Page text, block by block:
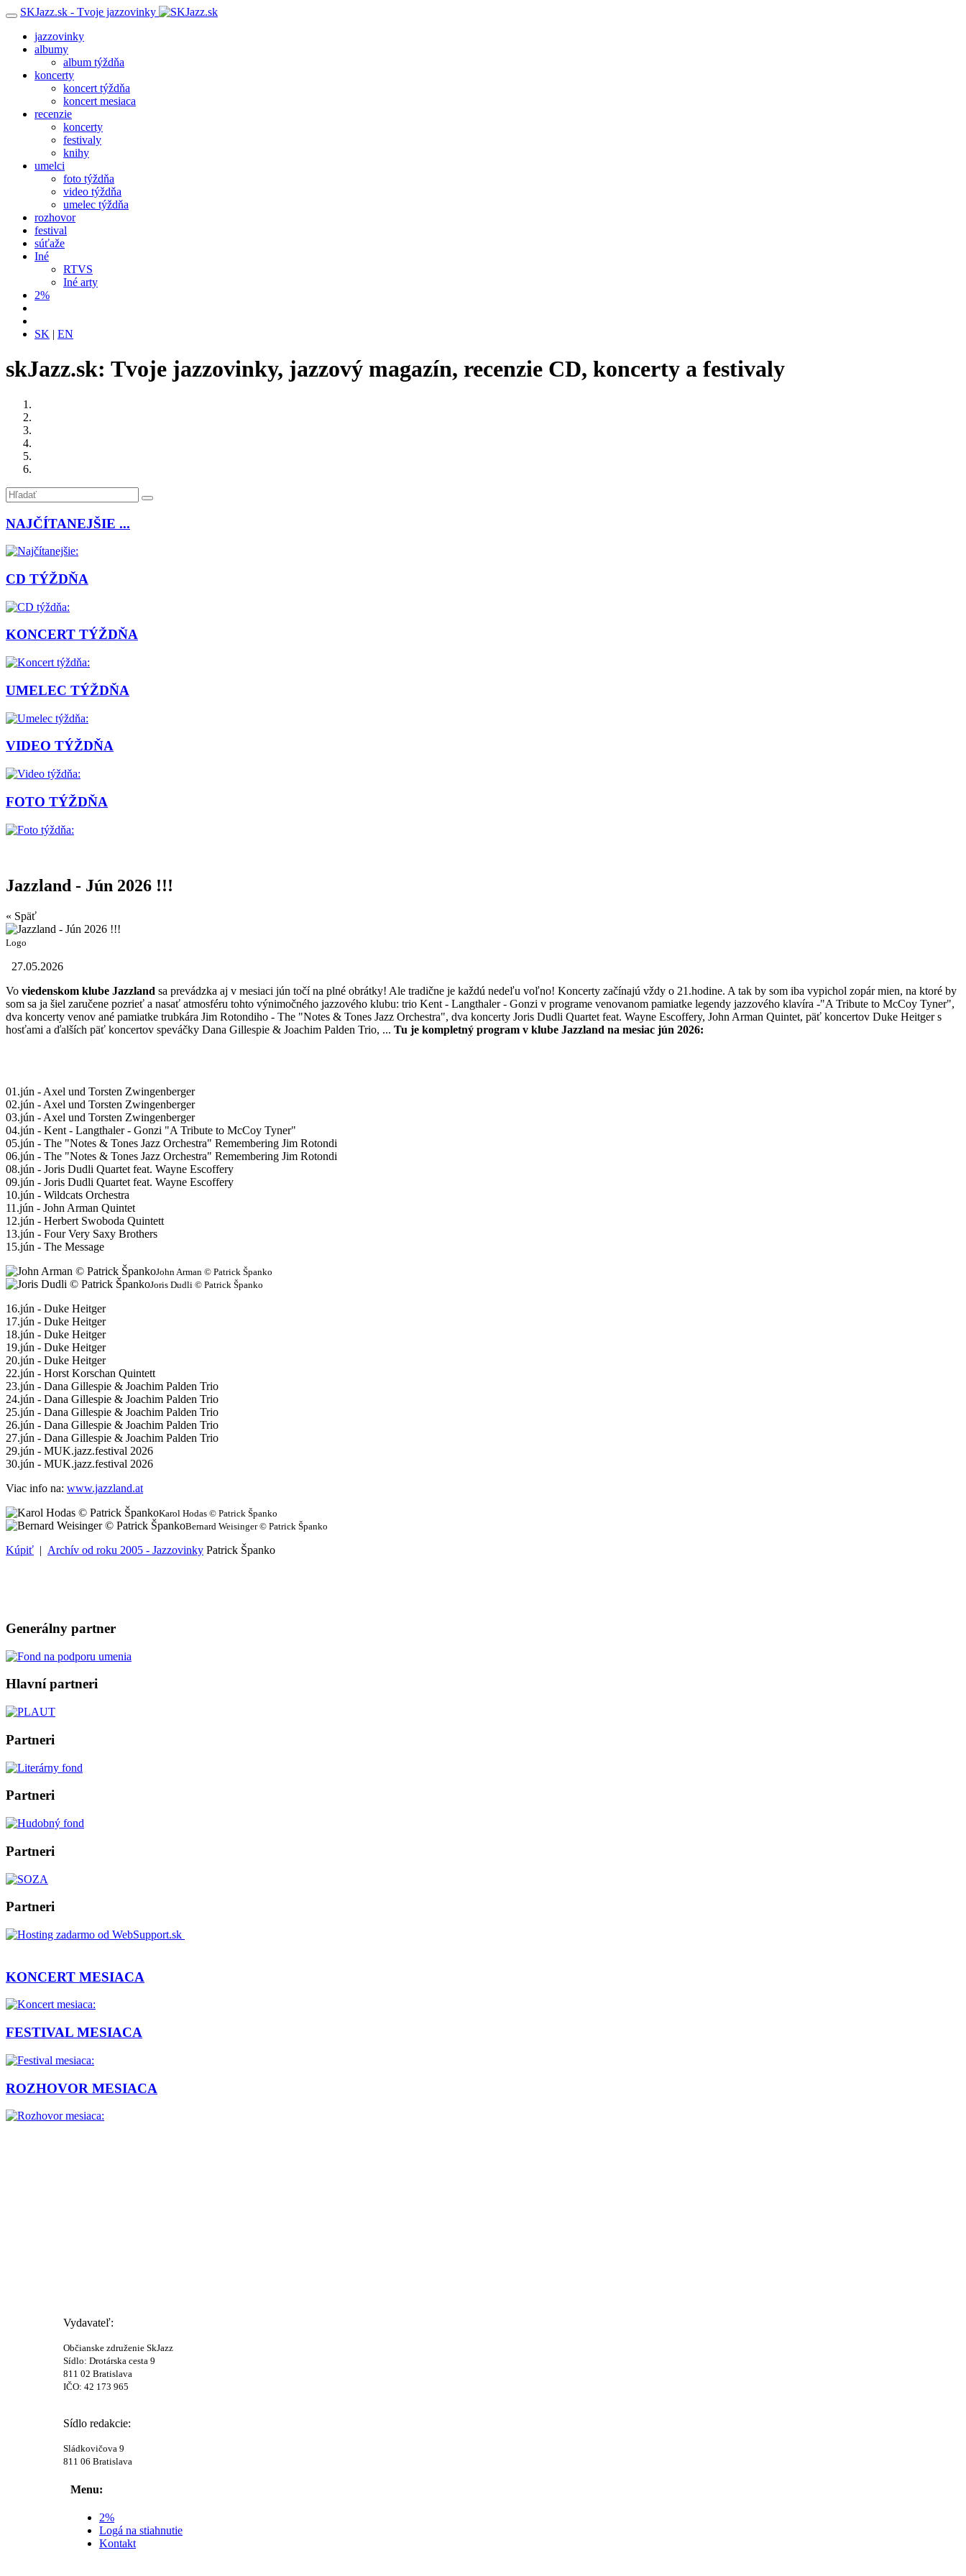
SKJazz.sk - Tvoje jazzovinky
jazzovinky
albumy
album týždňa
koncerty
koncert týždňa
koncert mesiaca
recenzie
koncerty
festivaly
knihy
umelci
foto týždňa
video týždňa
umelec týždňa
rozhovor
festival
súťaže
Iné
RTVS
Iné arty
2%
SK | EN
skJazz.sk: Tvoje jazzovinky, jazzový magazín, recenzie CD, koncerty a festivaly
NAJČÍTANEJŠIE ...
CD TÝŽDŇA
KONCERT TÝŽDŇA
UMELEC TÝŽDŇA
VIDEO TÝŽDŇA
FOTO TÝŽDŇA
Jazzland - Jún 2026 !!!
« Späť
Logo
27.05.2026
Vo viedenskom klube Jazzland sa prevádzka aj v mesiaci jún točí na plné obrátky! Ale tradične je každú nedeľu voľno! Koncerty začínajú vždy o 21.hodine. A tak by som iba vypichol zopár mien, na ktoré by
som sa ja šiel zaručene pozrieť a nasať atmosféru tohto výnimočného jazzového klubu: trio Kent - Langthaler - Gonzi v programe venovanom pamiatke legendy jazzového klavíra -"A Tribute to McCoy Tyner",
dva koncerty venov ané pamiatke trubkára Jim Rotondiho - The "Notes & Tones Jazz Orchestra", dva koncerty Joris Dudli Quartet feat. Wayne Escoffery, John Arman Quintet, päť koncertov Duke Heitger s
hosťami a ďalších päť koncertov speváčky Dana Gillespie & Joachim Palden Trio, ... Tu je kompletný program v klube Jazzland na mesiac jún 2026:
01.jún - Axel und Torsten Zwingenberger
02.jún - Axel und Torsten Zwingenberger
03.jún - Axel und Torsten Zwingenberger
04.jún - Kent - Langthaler - Gonzi "A Tribute to McCoy Tyner"
05.jún - The "Notes & Tones Jazz Orchestra" Remembering Jim Rotondi
06.jún - The "Notes & Tones Jazz Orchestra" Remembering Jim Rotondi
08.jún - Joris Dudli Quartet feat. Wayne Escoffery
09.jún - Joris Dudli Quartet feat. Wayne Escoffery
10.jún - Wildcats Orchestra
11.jún - John Arman Quintet
12.jún - Herbert Swoboda Quintett
13.jún - Four Very Saxy Brothers
15.jún - The Message
John Arman © Patrick Španko
Joris Dudli © Patrick Španko
16.jún - Duke Heitger
17.jún - Duke Heitger
18.jún - Duke Heitger
19.jún - Duke Heitger
20.jún - Duke Heitger
22.jún - Horst Korschan Quintett
23.jún - Dana Gillespie & Joachim Palden Trio
24.jún - Dana Gillespie & Joachim Palden Trio
25.jún - Dana Gillespie & Joachim Palden Trio
26.jún - Dana Gillespie & Joachim Palden Trio
27.jún - Dana Gillespie & Joachim Palden Trio
29.jún - MUK.jazz.festival 2026
30.jún - MUK.jazz.festival 2026
Viac info na: www.jazzland.at
Karol Hodas © Patrick Španko
Bernard Weisinger © Patrick Španko
Kúpiť | Archív od roku 2005 - Jazzovinky Patrick Španko
Generálny partner
Hlavní partneri
Partneri
Partneri
Partneri
Partneri
KONCERT MESIACA
FESTIVAL MESIACA
ROZHOVOR MESIACA
Vydavateľ:
Občianske združenie SkJazz
Sídlo: Drotárska cesta 9
811 02 Bratislava
IČO: 42 173 965
Sídlo redakcie:
Sládkovičova 9
811 06 Bratislava
Menu:
2%
Logá na stiahnutie
Kontakt